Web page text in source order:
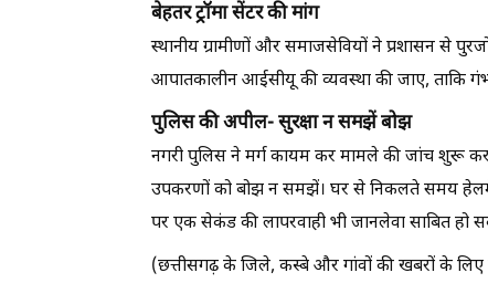
बेहतर ट्रॉमा सेंटर की मांग
स्थानीय ग्रामीणों और समाजसेवियों ने प्रशासन से
आपातकालीन आईसीयू की व्यवस्था की जाए, ताकि
पुलिस की अपील- सुरक्षा न समझें बोझ
नगरी पुलिस ने मर्ग कायम कर मामले की जांच शुरू
उपकरणों को बोझ न समझें। घर से निकलते समय
पर एक सेकंड की लापरवाही भी जानलेवा साबित हो
(छत्तीसगढ़ के जिले, कस्बे और गांवों की खबरों के